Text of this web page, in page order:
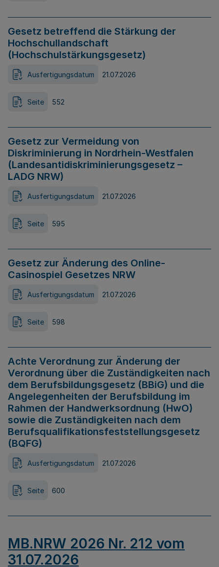
Gesetz betreffend die Stärkung der
Hochschullandschaft
(Hochschulstärkungsgesetz)
Ausfertigungsdatum 21.07.2026
Seite 552
Gesetz zur Vermeidung von
Diskriminierung in Nordrhein-Westfalen
(Landesantidiskriminierungsgesetz –
LADG NRW)
Ausfertigungsdatum 21.07.2026
Seite 595
Gesetz zur Änderung des Online-
Casinospiel Gesetzes NRW
Ausfertigungsdatum 21.07.2026
Seite 598
Achte Verordnung zur Änderung der
Verordnung über die Zuständigkeiten nach
dem Berufsbildungsgesetz (BBiG) und die
Angelegenheiten der Berufsbildung im
Rahmen der Handwerksordnung (HwO)
sowie die Zuständigkeiten nach dem
Berufsqualifikationsfeststellungsgesetz
(BQFG)
Ausfertigungsdatum 21.07.2026
Seite 600
MB.NRW 2026 Nr. 212 vom
31.07.2026